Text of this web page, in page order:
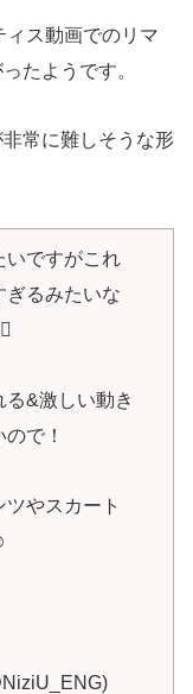
ィス動画でのリマ
たようです。
常に難しそうな形
いですがこれ
ぎるみたいな
&激しい動き
で！
やスカート